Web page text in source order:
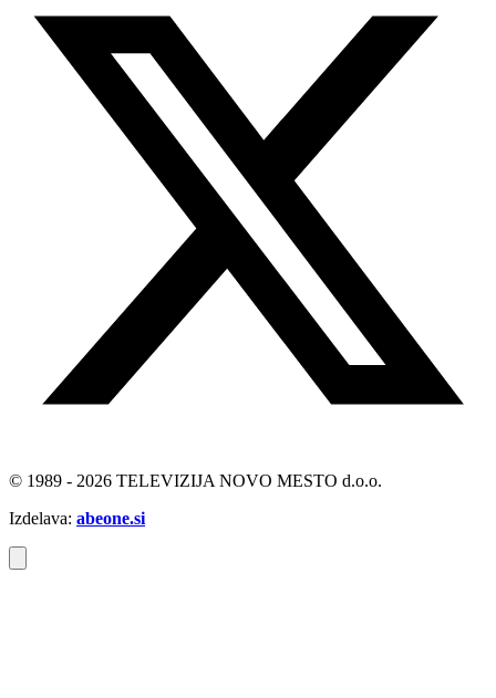
© 1989 - 2026 TELEVIZIJA NOVO MESTO d.o.o.
Izdelava: abeone.si